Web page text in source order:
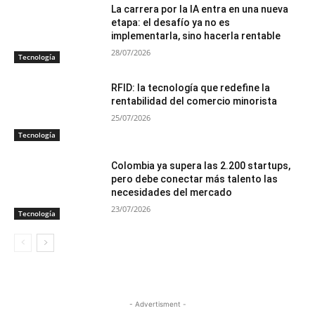
Tecnología
La carrera por la IA entra en una nueva
etapa: el desafío ya no es
implementarla, sino hacerla rentable
28/07/2026
Tecnología
RFID: la tecnología que redefine la
rentabilidad del comercio minorista
25/07/2026
Tecnología
Colombia ya supera las 2.200 startups,
pero debe conectar más talento las
necesidades del mercado
23/07/2026
- Advertisment -